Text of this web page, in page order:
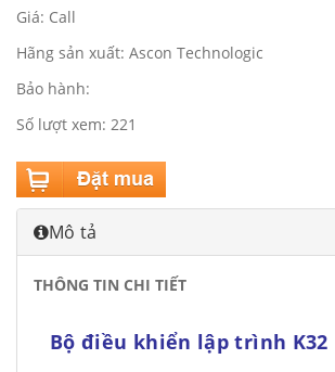
Giá: Call
Hãng sản xuất: Ascon Technologic
Bảo hành:
Số lượt xem: 221
Mô tả
THÔNG TIN CHI TIẾT
Bộ điều khiển lập trình K32